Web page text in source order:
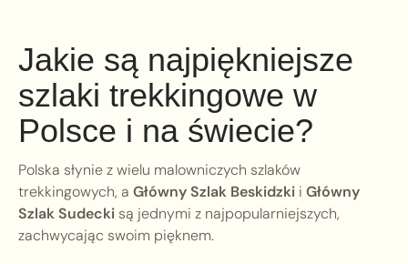
Jakie są najpiękniejsze
szlaki trekkingowe w
Polsce i na świecie?
Polska słynie z wielu malowniczych szlaków
trekkingowych, a Główny Szlak Beskidzki i Główny
Szlak Sudecki są jednymi z najpopularniejszych,
zachwycając swoim pięknem.